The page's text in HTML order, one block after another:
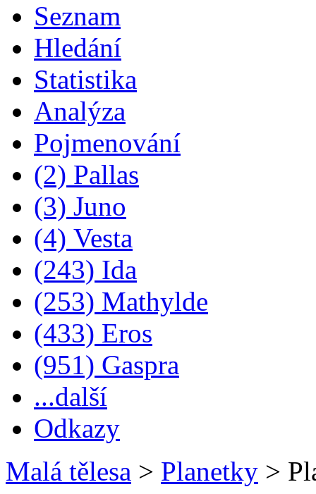
Seznam
Hledání
Statistika
Analýza
Pojmenování
(2) Pallas
(3) Juno
(4) Vesta
(243) Ida
(253) Mathylde
(433) Eros
(951) Gaspra
...další
Odkazy
Malá tělesa > Planetky >